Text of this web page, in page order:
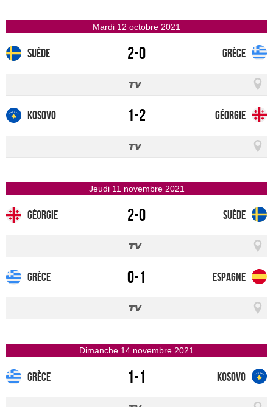
mardi 12 octobre 2021
Suède 2-0 Grèce
Kosovo 1-2 Géorgie
jeudi 11 novembre 2021
Géorgie 2-0 Suède
Grèce 0-1 Espagne
dimanche 14 novembre 2021
Grèce 1-1 Kosovo